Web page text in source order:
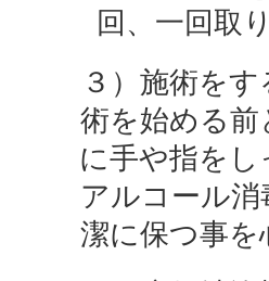
回、一回取
３）施術を
術を始める
に手や指をし
アルコール
潔に保つ事を